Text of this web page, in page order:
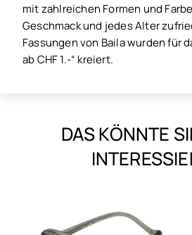
mit zahlreichen Formen und
Geschmack und jedes Alter
Fassungen von Baila wurden für
ab CHF 1.-“ kreiert.
DAS KÖNNTE